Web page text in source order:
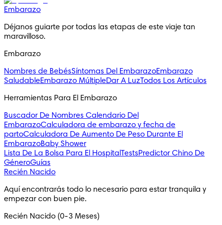
Embarazo
Déjanos guiarte por todas las etapas de este viaje tan
maravilloso.
Embarazo
Nombres de BebésSíntomas Del EmbarazoEmbarazo
SaludableEmbarazo MúltipleDar A LuzTodos Los Artículos
Herramientas Para El Embarazo
Buscador De Nombres Calendario Del
EmbarazoCalculadora de embarazo y fecha de
partoCalculadora De Aumento De Peso Durante El
EmbarazoBaby Shower
Lista De La Bolsa Para El Hospital TestsPredictor Chino De
GéneroGuías
Recién Nacido
Aquí encontrarás todo lo necesario para estar tranquila y
empezar con buen pie.
Recién Nacido (0-3 Meses)